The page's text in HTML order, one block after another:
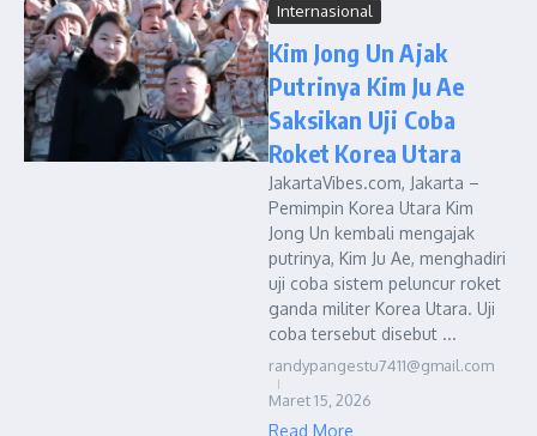
Internasional
Kim Jong Un Ajak
Putrinya Kim Ju Ae
Saksikan Uji Coba
Roket Korea Utara
JakartaVibes.com, Jakarta –
Pemimpin Korea Utara Kim
Jong Un kembali mengajak
putrinya, Kim Ju Ae, menghadiri
uji coba sistem peluncur roket
ganda militer Korea Utara. Uji
coba tersebut disebut ...
randypangestu7411@gmail.com
Maret 15, 2026
Read More